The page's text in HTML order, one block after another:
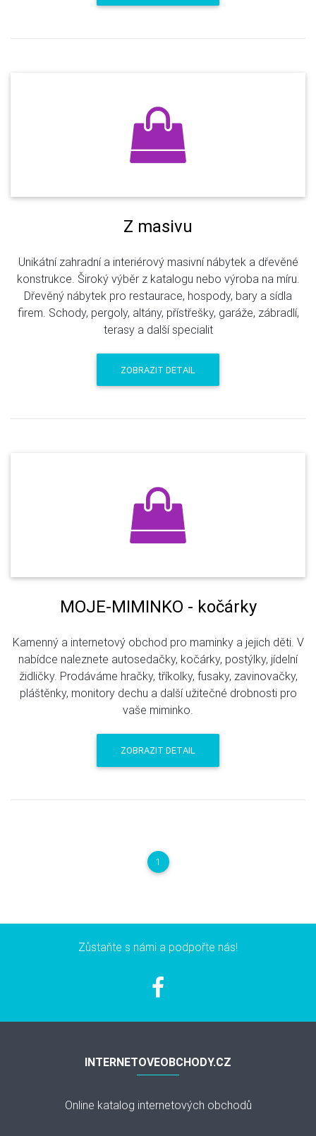
Z masivu
Unikátní zahradní a interiérový masivní nábytek a dřevěné
konstrukce. Široký výběr z katalogu nebo výroba na míru.
Dřevěný nábytek pro restaurace, hospody, bary a sídla
firem. Schody, pergoly, altány, přístřešky, garáže, zábradlí,
terasy a další specialit
ZOBRAZIT DETAIL
MOJE-MIMINKO - kočárky
Kamenný a internetový obchod pro maminky a jejich děti. V
nabídce naleznete autosedačky, kočárky, postýlky, jídelní
židličky. Prodáváme hračky, tříkolky, fusaky, zavinovačky,
pláštěnky, monitory dechu a další užitečné drobnosti pro
vaše miminko.
ZOBRAZIT DETAIL
1
Zůstaňte s námi a podpořte nás!
INTERNETOVEOBCHODY.CZ
Online katalog internetových obchodů